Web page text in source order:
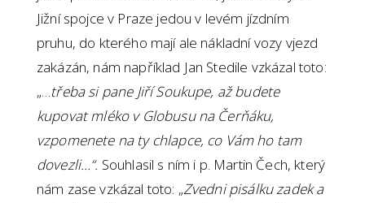
Jižní spojce v Praze jedou v levém jízdním
pruhu, do kterého mají ale nákladní vozy vjezd
zakázán, nám například Jan Stedile vzkázal toto:
„…třeba si pane Jiří Soukupe, až budete
kupovat mléko v Globusu na Čerňáku,
vzpomenete na ty chlapce, co Vám ho tam
dovezli…“. Souhlasil s ním i p. Martin Čech, který
nám zase vzkázal toto: „Zvedni pisálku zadek a